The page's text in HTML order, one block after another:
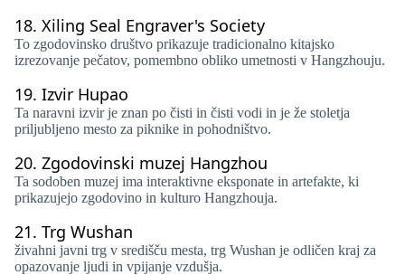
18. Xiling Seal Engraver's Society
To zgodovinsko društvo prikazuje tradicionalno kitajsko
izrezovanje pečatov, pomembno obliko umetnosti v Hangzhouju.
19. Izvir Hupao
Ta naravni izvir je znan po čisti in čisti vodi in je že stoletja
priljubljeno mesto za piknike in pohodništvo.
20. Zgodovinski muzej Hangzhou
Ta sodoben muzej ima interaktivne eksponate in artefakte, ki
prikazujejo zgodovino in kulturo Hangzhouja.
21. Trg Wushan
živahni javni trg v središču mesta, trg Wushan je odličen kraj za
opazovanje ljudi in vpijanje vzdušja.